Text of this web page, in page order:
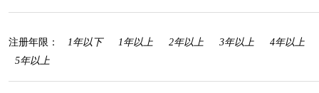
注册年限： 1年以下 1年以上 2年以上 3年以上
4年以上
5年以上